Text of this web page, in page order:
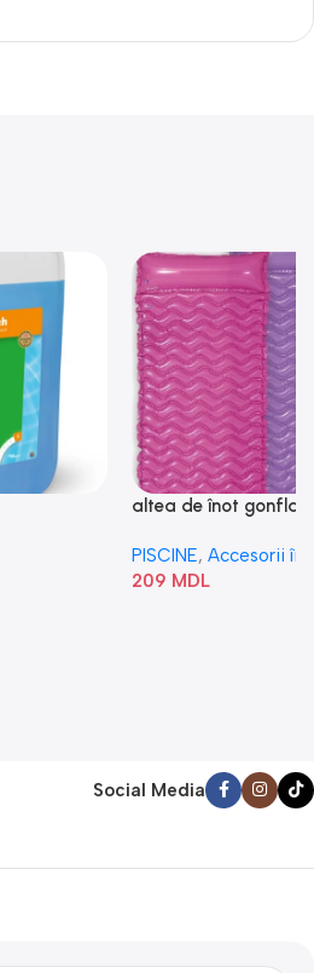
altea de înot
PISCINE, Accesorii
209 MDL
Social Media